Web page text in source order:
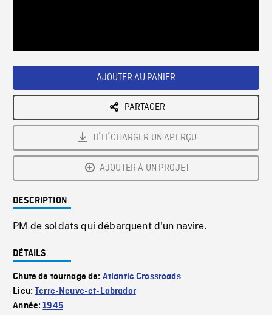
AJOUTER AU PANIER
PARTAGER
TÉLÉCHARGER UN APERÇU
AJOUTER À UN PROJET
DESCRIPTION
PM de soldats qui débarquent d'un navire.
DÉTAILS
Chute de tournage de: Atlantic Crossroads
Lieu:Terre-Neuve-et-Labrador
Année:1945